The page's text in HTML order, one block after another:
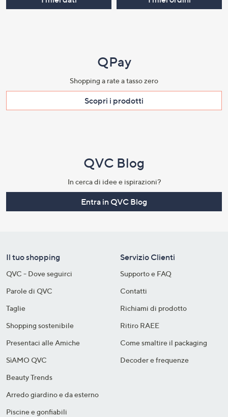
QPay
Shopping a rate a tasso zero​
Scopri i prodotti​
QVC Blog
In cerca di idee e ispirazioni?
Entra in QVC Blog
Il tuo shopping
QVC - Dove seguirci
Parole di QVC
Taglie
Shopping sostenibile​
Presentaci alle Amiche
SìAMO QVC
Beauty Trends
Arredo giardino e da esterno
Piscine e gonfiabili
Servizio Clienti
Supporto e FAQ
Contatti
Richiami di prodotto
Ritiro RAEE
Come smaltire il packaging​
Decoder e frequenze​